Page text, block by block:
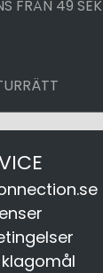
FRÅN 49 SEK